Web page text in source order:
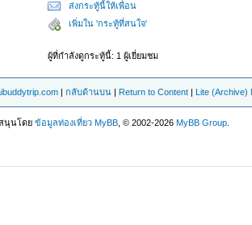
ส่งกระทู้นี้ให้เพื่อน
เพิ่มใน 'กระทู้ที่สนใจ'
ผู้ที่กำลังดูกระทู้นี้: 1 ผู้เยี่ยมชม
|กลับด้านบน | Return to Content | Lite (Archive)
นุนโดยข้อมูลท่องเที่ยว MyBB , © 2002-2026MyBB Group